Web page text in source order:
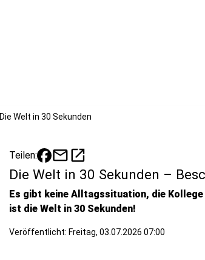
Die Welt in 30 Sekunden
Teilen: mailopen_in_new
Die Welt in 30 Sekunden –
Es gibt keine Alltagssituation, die
ist die Welt in 30 Sekunden!
Veröffentlicht: Freitag, 03.07.2026 07:00